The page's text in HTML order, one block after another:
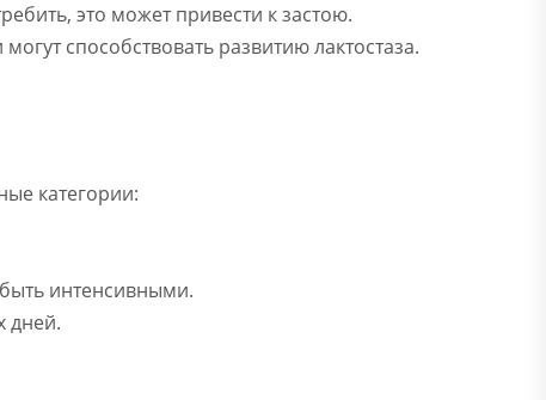
это может привести к застою.
способствовать развитию лактостаза.
категории:
интенсивными.
дней.